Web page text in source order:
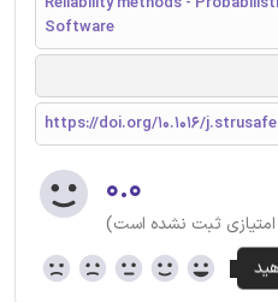
Software
https://doi.org/10.1016/
۰.۰
امتیازی ثبت نشده است)